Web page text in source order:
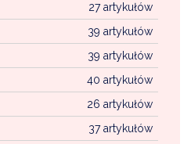
27 artykułów
39 artykułów
39 artykułów
40 artykułów
26 artykułów
37 artykułów